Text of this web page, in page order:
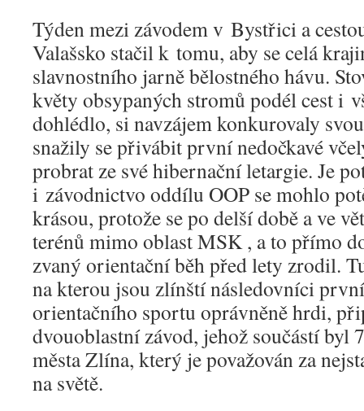
Týden mezi závodem v Bystřici a
Valašsko stačil k tomu, aby se celá
slavnostního jarně bělostného hávu.
květy obsypaných stromů podél cest i
dohlédlo, si navzájem konkurovaly
snažily se přivábit první nedočkavé
probrat ze své hibernační letargie. Je
i závodnictvo oddílu OOP se mohlo
krásou, protože se po delší době a ve
terénů mimo oblast MSK , a to přímo
zvaný orientační běh před lety zrodil.
na kterou jsou zlínští následovníci
orientačního sportu oprávněně hrdi,
dvouoblastní závod, jehož součástí byl
města Zlína, který je považován za
na světě.